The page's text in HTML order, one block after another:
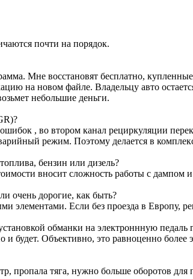
почти на порядок.
Мне восстановят бесплатно,
на новом файле. Владельцу авто
небольшие деньги.
, во втором канал рециркуляции
режим. Поэтому делается в
бензин или дизель?
вносит сложность работы с дампом
очень дорогие, как быть?
Если без проезда в Европу,
обманки на электроннную педаль
будет. Объективно, это равноценно
пропала тяга, нужно больше оборотов